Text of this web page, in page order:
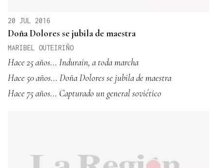
20 JUL 2016
Doña Dolores se jubila de maestra
MARIBEL OUTEIRIÑO
Hace 25 años... Indurain, a toda marcha
Hace 50 años... Doña Dolores se jubila de maestra
Hace 75 años... Capturado un general soviético